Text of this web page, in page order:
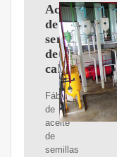
Aceite
de
semillas
de
calabaza
Fábrica
de
aceite
de
semillas